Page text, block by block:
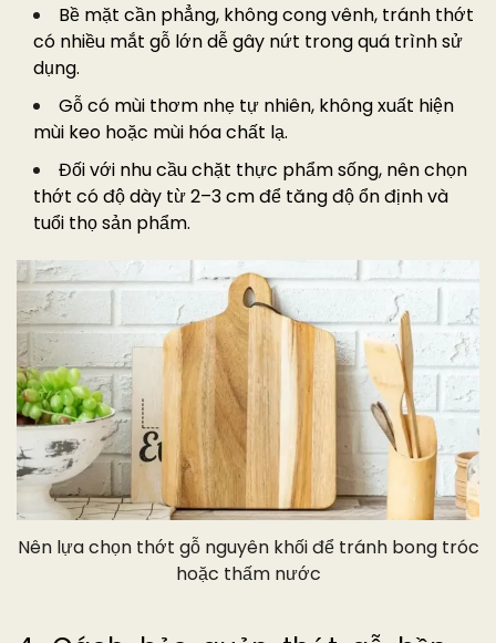
Bề mặt cần phẳng, không cong vênh, tránh thớt
có nhiều mắt gỗ lớn dễ gây nứt trong quá trình sử
dụng.
Gỗ có mùi thơm nhẹ tự nhiên, không xuất hiện
mùi keo hoặc mùi hóa chất lạ.
Đối với nhu cầu chặt thực phẩm sống, nên chọn
thớt có độ dày từ 2–3 cm để tăng độ ổn định và
tuổi thọ sản phẩm.
Nên lựa chọn thớt gỗ nguyên khối để tránh bong tróc
hoặc thấm nước